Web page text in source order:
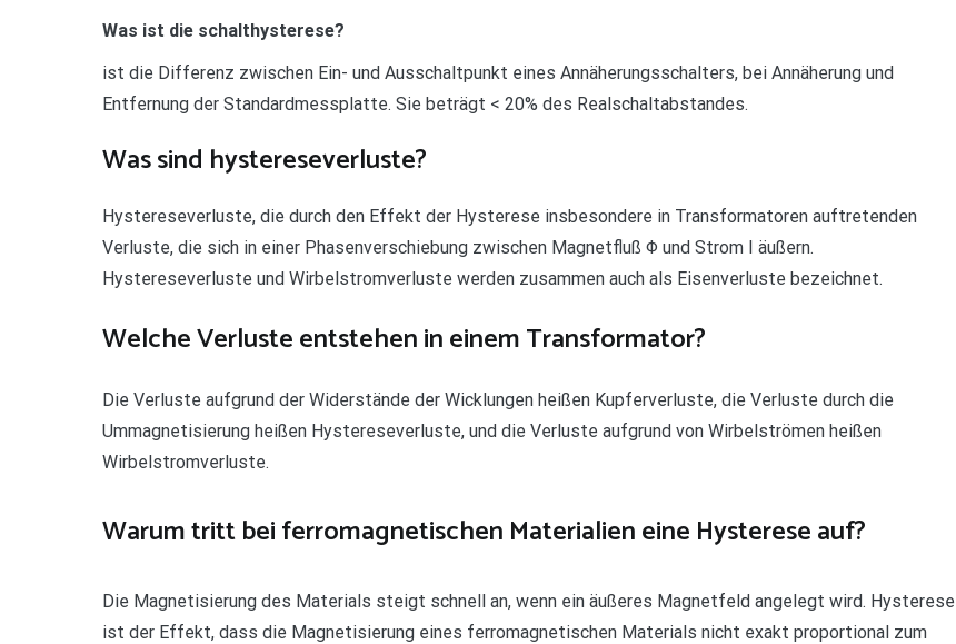
Was ist die schalthysterese?
ist die Differenz zwischen Ein- und Ausschaltpunkt eines Annäherungsschalters, bei Annäherung und
Entfernung der Standardmessplatte. Sie beträgt < 20% des Realschaltabstandes.
Was sind hystereseverluste?
Hystereseverluste, die durch den Effekt der Hysterese insbesondere in Transformatoren auftretenden
Verluste, die sich in einer Phasenverschiebung zwischen Magnetfluß Φ und Strom I äußern.
Hystereseverluste und Wirbelstromverluste werden zusammen auch als Eisenverluste bezeichnet.
Welche Verluste entstehen in einem Transformator?
Die Verluste aufgrund der Widerstände der Wicklungen heißen Kupferverluste, die Verluste durch die
Ummagnetisierung heißen Hystereseverluste, und die Verluste aufgrund von Wirbelströmen heißen
Wirbelstromverluste.
Warum tritt bei ferromagnetischen Materialien eine Hysterese auf?
Die Magnetisierung des Materials steigt schnell an, wenn ein äußeres Magnetfeld angelegt wird. Hysterese
ist der Effekt, dass die Magnetisierung eines ferromagnetischen Materials nicht exakt proportional zum